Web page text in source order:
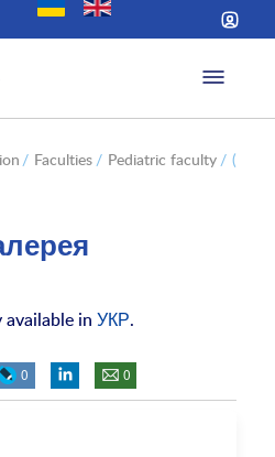
/ Faculties / Pediatric faculty / (УКР)
available inУКР.
0 0